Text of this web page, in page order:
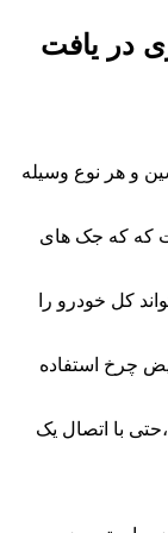
در یافت
و هر نوع وسیله
که که جک های
کل خودرو را
چرخ استفاده
با اتصال یک